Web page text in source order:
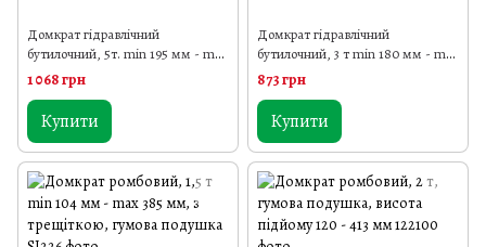
Домкрат гідравлічний
бутилочний, 5т. min 195 мм - max
380 мм картонна коробка
1 068 грн
Купити
Домкрат гідравлічний
бутилочний, 3 т min 180 мм - max
340 мм
873 грн
Купити